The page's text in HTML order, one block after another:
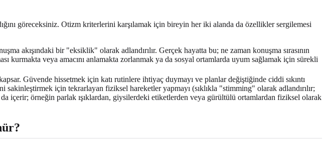
göreceksiniz. Otizm kriterlerini karşılamak için bireyin her iki alanda da özellikler sergilemesi
akışındaki bir "eksiklik" olarak adlandırılır. Gerçek hayatta bu; ne zaman konuşma sırasının
kurmakta veya amacını anlamakta zorlanmak ya da sosyal ortamlarda uyum sağlamak için sürekli
Güvende hissetmek için katı rutinlere ihtiyaç duymayı ve planlar değiştiğinde ciddi sıkıntı
için tekrarlayan fiziksel hareketler yapmayı (sıklıkla "stimming" olarak adlandırılır;
da içerir; örneğin parlak ışıklardan, giysilerdeki etiketlerden veya gürültülü ortamlardan fiziksel olarak